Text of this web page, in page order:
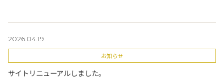
2026.04.19
お知らせ
サイトリニューアルしました。